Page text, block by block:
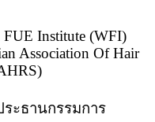
Institute (WFI)
Association Of Hair
ะธานกรรมการ